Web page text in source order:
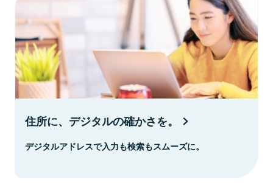
住所に、デジタルの確かさを。
デジタルアドレスで入力も検索もスムーズに。